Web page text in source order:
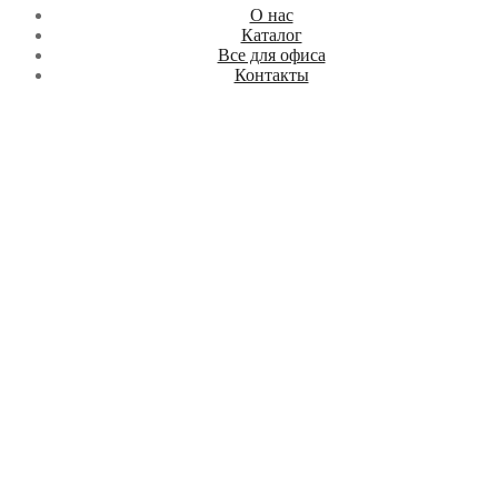
О нас
Каталог
Все для офиса
Контакты